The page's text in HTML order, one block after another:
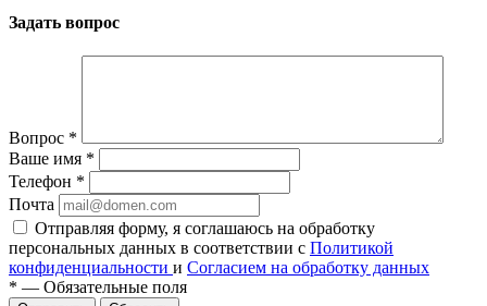
Задать вопрос
Вопрос *
Ваше имя *
Телефон *
Почта
Отправляя форму, я соглашаюсь на обработку
персональных данных в соответствии с Политикой
конфиденциальности и Согласием на обработку данных
* — Обязательные поля